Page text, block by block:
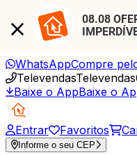
08.08
WhatsAppCompre
TelevendasTelevendas
Baixe o AppBaixe o
Entrar Favoritos
Informe o seu CEP